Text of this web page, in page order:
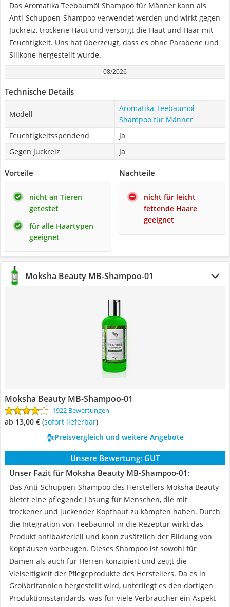
Das Aromatika Teebaumöl Shampoo für Männer kann als
Anti-Schuppen-Shampoo verwendet werden und wirkt gegen
Juckreiz, trockene Haut und versorgt die Haut und Haar mit
Feuchtigkeit. Uns hat überzeugt, dass es ohne Parabene und
Silikone hergestellt wurde.
08/2026
Technische Details
Modell
Aromatika Teebaumöl
Shampoo für Männer
Feuchtigkeitsspendend
Ja
Gegen Juckreiz
Ja
Vorteile
nicht an Tieren
getestet
für alle Haartypen
geeignet
Nachteile
nicht für leicht
fettende Haare
geeignet
Moksha Beauty MB-Shampoo-01
Moksha Beauty MB-Shampoo-01
1922 Bewertungen
ab 13,00 € ( Sofort lieferbar)
Preisvergleich und weitere Angebote
Unsere Bewertung: GUT
Unser Fazit für Moksha Beauty MB-Shampoo-01:
Das Anti-Schuppen-Shampoo des Herstellers Moksha Beauty
bietet eine pflegende Lösung für Menschen, die mit
trockener und juckender Kopfhaut zu kämpfen haben. Durch
die Integration von Teebaumöl in die Rezeptur wirkt das
Produkt antibakteriell und kann zusätzlich der Bildung von
Kopfläusen vorbeugen. Dieses Shampoo ist sowohl für
Damen als auch für Herren konzipiert und zeigt die
Vielseitigkeit der Pflegeprodukte des Herstellers. Da es in
Großbritannien hergestellt wird, unterliegt es den dortigen
Produktionsstandards, was für viele Verbraucher ein Aspekt